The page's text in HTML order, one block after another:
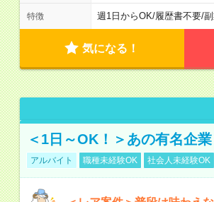
特徴 週1日からOK/履歴書不要/
気になる！
＜1日～OK！＞あの有名企
アルバイト 職種未経験OK 社会人未経験OK